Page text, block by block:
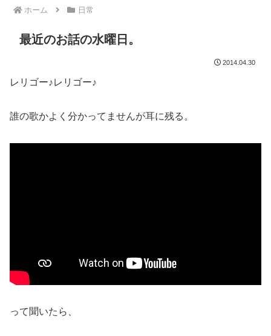
ホーム 日常
最近のお話の水曜日。
2014.04.30
レリゴー♪レリゴー♪
誰の歌かよく分かってませんが耳に残る。
って聞いたら、